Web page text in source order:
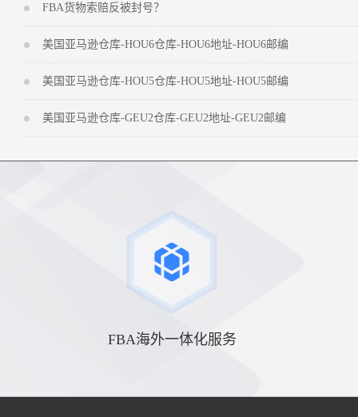
FBA货物索赔反被封号？
美国亚马逊仓库-HOU6仓库-HOU6地址-HOU6邮编
美国亚马逊仓库-HOU5仓库-HOU5地址-HOU5邮编
美国亚马逊仓库-GEU2仓库-GEU2地址-GEU2邮编
FBA海外一体化服务